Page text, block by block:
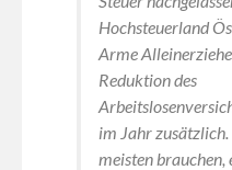
Hochsteuerland
Arme
Reduktion des
im Jahr
meisten brauchen,